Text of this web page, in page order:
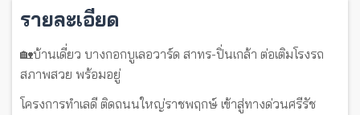
รายละเอียด
🏡บ้านเดี่ยว บางกอกบูเลอวาร์ด สาทร-ปิ่นเกล้า ต่อเติมโรงรถ
สภาพสวย พร้อมอยู่
โครงการทำเลดี ติดถนนใหญ่ราชพฤกษ์ เข้าสู่ทางด่วนศรีรัช